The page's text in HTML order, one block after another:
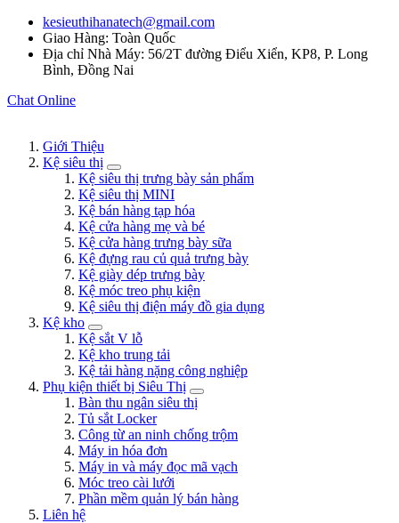
kesieuthihanatech@gmail.com
Giao Hàng: Toàn Quốc
Địa chỉ Nhà Máy: 56/2T đường Điểu Xiển, KP8, P. Long
Bình, Đồng Nai
Chat Online
Giới Thiệu
Kệ siêu thị
Kệ siêu thị trưng bày sản phẩm
Kệ siêu thị MINI
Kệ bán hàng tạp hóa
Kệ cửa hàng mẹ và bé
Kệ cửa hàng trưng bày sữa
Kệ đựng rau củ quả trưng bày
Kệ giày dép trưng bày
Kệ móc treo phụ kiện
Kệ siêu thị điện máy đồ gia dụng
Kệ kho
Kệ sắt V lỗ
Kệ kho trung tải
Kệ tải hàng nặng công nghiệp
Phụ kiện thiết bị Siêu Thị
Bàn thu ngân siêu thị
Tủ sắt Locker
Công từ an ninh chống trộm
Máy in hóa đơn
Máy in và máy đọc mã vạch
Móc treo cài lưới
Phần mềm quản lý bán hàng
Liên hệ